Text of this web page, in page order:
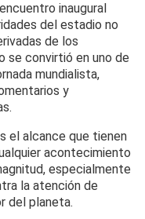
inaugural
del estadio no
de los
se convirtió en uno de
mundialista,
y
el alcance que tienen
acontecimiento
especialmente
la atención de
del planeta.